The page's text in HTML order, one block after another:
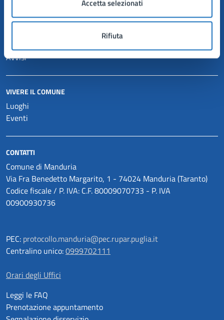
Accetta selezionati
Rifiuta
Avvisi
VIVERE IL COMUNE
Luoghi
Eventi
CONTATTI
Comune di Manduria
Via Fra Benedetto Margarito, 1 - 74024 Manduria (Taranto)
Codice fiscale / P. IVA: C.F. 80009070733 - P. IVA
00900930736
PEC: protocollo.manduria@pec.rupar.puglia.it
Centralino unico:0999702111
Orari degli Uffici
Leggi le FAQ
Prenotazione appuntamento